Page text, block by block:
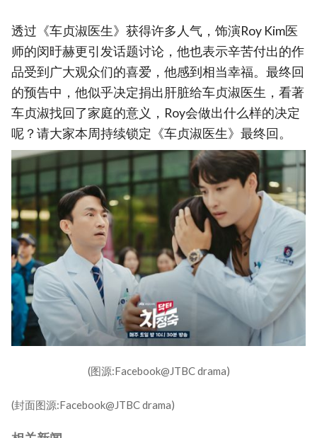
透过《车贞淑医生》获得许多人气，饰演Roy Kim医
师的闵旴赫更引发话题讨论，他也表示辛苦付出的作
品受到广大观众们的喜爱，他感到相当幸福。最终回
的预告中，他似乎决定捐出肝脏给车贞淑医生，看著
车贞淑找回了家庭的意义，Roy会做出什么样的决定
呢？请大家本周持续锁定《车贞淑医生》最终回。
(图源:Facebook@JTBC drama)
(封面图源:Facebook@JTBC drama)